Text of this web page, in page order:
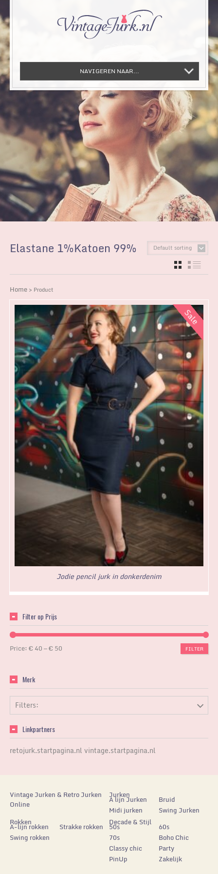
NAVIGEREN NAAR...
Elastane 1%Katoen 99% Default sorting
GRID
Home > Product
Jodie pencil jurk in donkerdenim
Filter op Prijs
FILTER
Price:€ 40—€ 50
Merk
Filters:
Linkpartners
retojurk.startpagina.nl vintage.startpagina.nl
Vintage Jurken & Retro Jurken
Online
Jurken
A lijn Jurken
Bruid
Midi jurken
Swing Jurken
Rokken
A-lijn rokken
Strakke rokken
Swing rokken
Decade & Stijl
50s
60s
70s
Boho Chic
Classy chic
Party
PinUp
Zakelijk